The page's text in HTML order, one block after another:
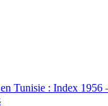
Tunisie : Index 1956